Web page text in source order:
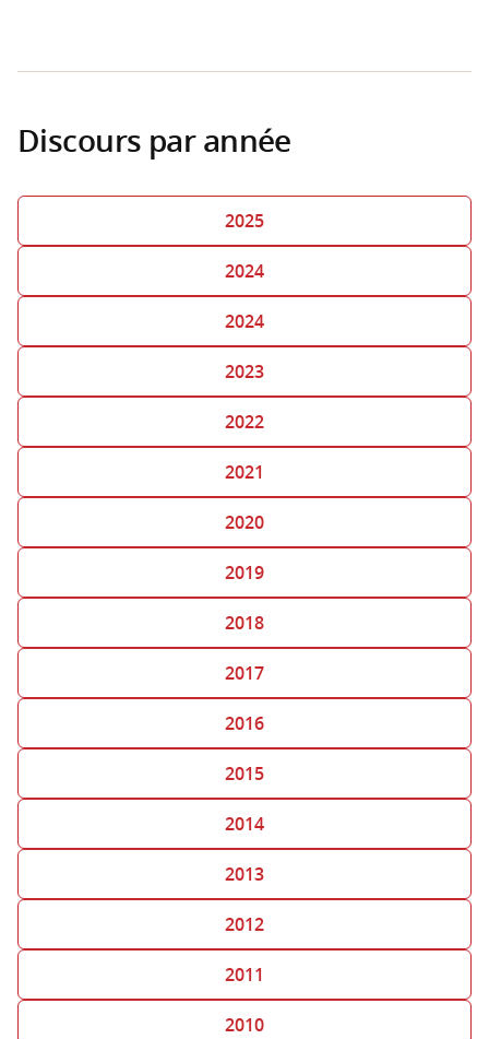
Discours par année
2025
2024
2024
2023
2022
2021
2020
2019
2018
2017
2016
2015
2014
2013
2012
2011
2010